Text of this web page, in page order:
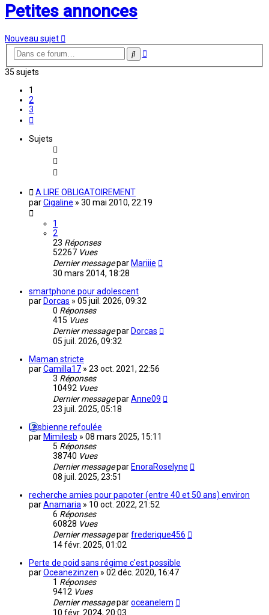
Petites annonces
Nouveau sujet
Rechercher
Recherche
35 sujets
1
2
3
Sujets
A LIRE OBLIGATOIREMENT
parCigaline » 30 mai 2010, 22:19
1
2
23 Réponses
52267 Vues
Dernier messagepar Mariiie
30 mars 2014, 18:28
smartphone pour adolescent
par Dorcas » 05 juil. 2026, 09:32
0 Réponses
415 Vues
Dernier messagepar Dorcas
05 juil. 2026, 09:32
Maman stricte
parCamilla17 » 23 oct. 2021, 22:56
3 Réponses
10492 Vues
Dernier messageparAnne09
23 juil. 2025, 05:18
Lesbienne refoulée
par Mimilesb » 08 mars 2025, 15:11
5 Réponses
38740 Vues
Dernier messagepar EnoraRoselyne
08 juil. 2025, 23:51
recherche amies pour papoter (entre 40 et 50 ans) environ
parAnamaria » 10 oct. 2022, 21:52
6 Réponses
60828 Vues
Dernier messageparfrederique456
14 févr. 2025, 01:02
Perte de poid sans régime c'est possible
parOceanezinzen » 02 déc. 2020, 16:47
1 Réponses
9412 Vues
Dernier messageparoceanelem
10 févr. 2024, 20:03